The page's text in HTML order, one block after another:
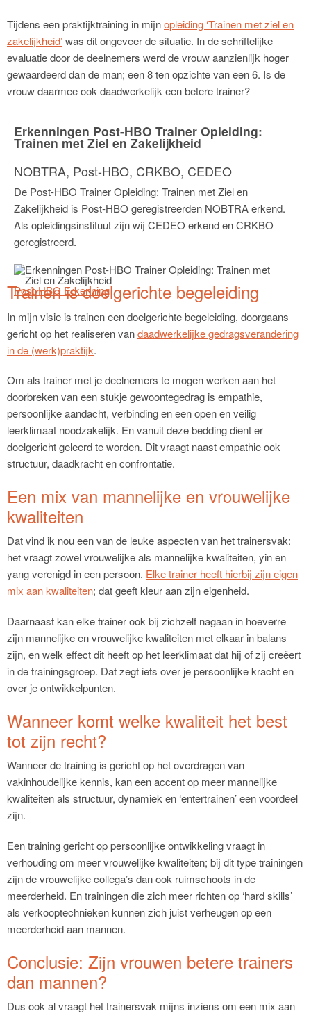
Tijdens een praktijktraining in mijnopleiding ‘Trainen met ziel en
zakelijkheid’was dit ongeveer de situatie. In de schriftelijke
evaluatie door de deelnemers werd de vrouw aanzienlijk hoger
gewaardeerd dan de man; een 8 ten opzichte van een 6. Is de
vrouw daarmee ook daadwerkelijk een betere trainer?
Erkenningen Post-HBO Trainer Opleiding:
Trainen met Ziel en Zakelijkheid
NOBTRA, Post-HBO, CRKBO, CEDEO
De Post-HBO Trainer Opleiding: Trainen met Ziel en
Zakelijkheid is Post-HBO geregistreerden NOBTRA erkend.
Als opleidingsinstituut zijn wij CEDEO erkend en CRKBO
geregistreerd.
Post-HBO Erkenning
Trainen is doelgerichte begeleiding
In mijn visie is trainen een doelgerichte begeleiding, doorgaans
gericht op het realiseren vandaadwerkelijke gedragsverandering
in de (werk)praktijk.
Om als trainer met je deelnemers te mogen werken aan het
doorbreken van een stukje gewoontegedrag is empathie,
persoonlijke aandacht, verbinding en een open en veilig
leerklimaat noodzakelijk. En vanuit deze bedding dient er
doelgericht geleerd te worden. Dit vraagt naast empathie ook
structuur, daadkracht en confrontatie.
Een mix van mannelijke en vrouwelijke
kwaliteiten
Dat vind ik nou een van de leuke aspecten van het trainersvak:
het vraagt zowel vrouwelijke als mannelijke kwaliteiten, yin en
yang verenigd in een persoon. Elke trainer heeft hierbij zijn eigen
mix aan kwaliteiten; dat geeft kleur aan zijn eigenheid.
Daarnaast kan elke trainer ook bij zichzelf nagaan in hoeverre
zijn mannelijke en vrouwelijke kwaliteiten met elkaar in balans
zijn, en welk effect dit heeft op het leerklimaat dat hij of zij creëert
in de trainingsgroep. Dat zegt iets over je persoonlijke kracht en
over je ontwikkelpunten.
Wanneer komt welke kwaliteit het best
tot zijn recht?
Wanneer de training is gericht op het overdragen van
vakinhoudelijke kennis, kan een accent op meer mannelijke
kwaliteiten als structuur, dynamiek en ‘entertrainen’ een voordeel
zijn.
Een training gericht op persoonlijke ontwikkeling vraagt in
verhouding om meer vrouwelijke kwaliteiten; bij dit type trainingen
zijn de vrouwelijke collega’s dan ook ruimschoots in de
meerderheid. En trainingen die zich meer richten op ‘hard skills’
als verkooptechnieken kunnen zich juist verheugen op een
meerderheid aan mannen.
Conclusie: Zijn vrouwen betere trainers
dan mannen?
Dus ook al vraagt het trainersvak mijns inziens om een mix aan